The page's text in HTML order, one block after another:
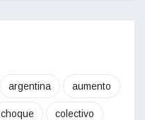
argentina aumento
choque colectivo